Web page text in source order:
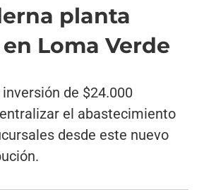
planta
Loma Verde
de $24.000
el abastecimiento
desde este nuevo